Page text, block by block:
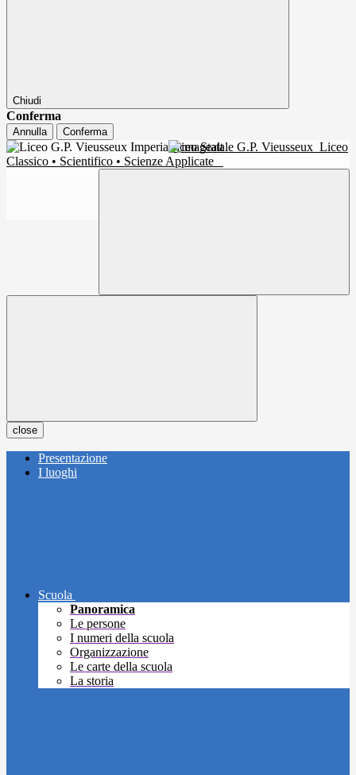
Chiudi
Conferma
Annulla Conferma
Liceo Statale G.P. Vieusseux Liceo
Classico • Scientifico • Scienze Applicate
close
Presentazione
I luoghi
Scuola
Panoramica
Le persone
I numeri della scuola
Organizzazione
Le carte della scuola
La storia